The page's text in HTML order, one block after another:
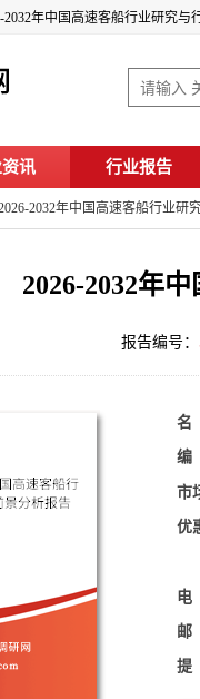
年中国高速客船行业研究与
讯 行业报告
2032年中国高速客船行业研
2026-2032年
报告编号：
名
编
市
优
电
邮
提